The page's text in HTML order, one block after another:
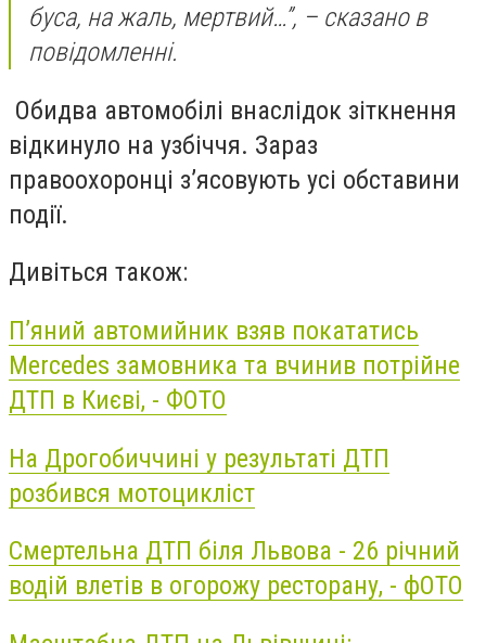
буса, на жаль, мертвий…”, – сказано в
повідомленні.
Обидва автомобілі внаслідок зіткнення
відкинуло на узбіччя. Зараз
правоохоронці з’ясовують усі обставини
події.
Дивіться також:
П’яний автомийник взяв покататись
Mercedes замовника та вчинив потрійне
ДТП в Києві, - ФОТО
На Дрогобиччині у результаті ДТП
розбився мотоцикліст
Смертельна ДТП біля Львова - 26 річний
водій влетів в огорожу ресторану, - фОТО